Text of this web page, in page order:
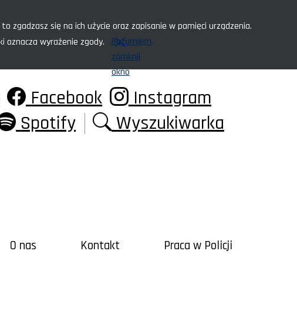
zgadzasz się na ich użycie oraz zapisanie w pamięci urządzenia.
oznacza wyrażenie zgody.
Rozumiem,
zamknij
okno
Facebook
Instagram
Spotify Wyszukiwarka
O nas Kontakt Praca w Policji